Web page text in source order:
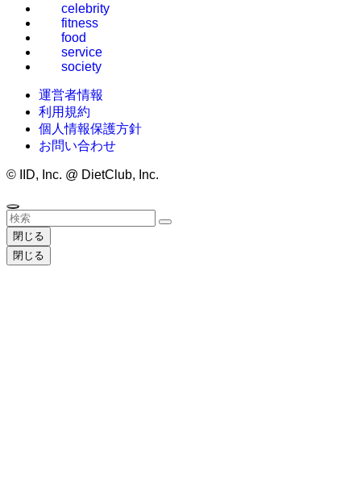
celebrity
fitness
food
service
society
運営者情報
利用規約
個人情報保護方針
お問い合わせ
© IID, Inc. @ DietClub, Inc.
閉じる
閉じる